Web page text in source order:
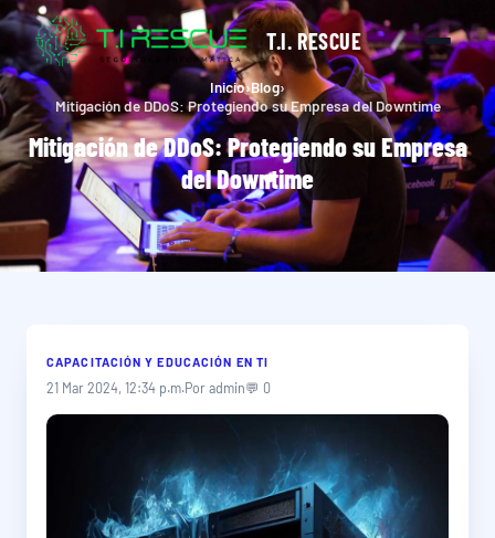
T.I. RESCUE
Inicio›Blog›
Mitigación de DDoS: Protegiendo su Empresa del Downtime
Mitigación de DDoS: Protegiendo su Empresa
del Downtime
CAPACITACIÓN Y EDUCACIÓN EN TI
21 Mar 2024, 12:34 p.m.Por admin💬 0